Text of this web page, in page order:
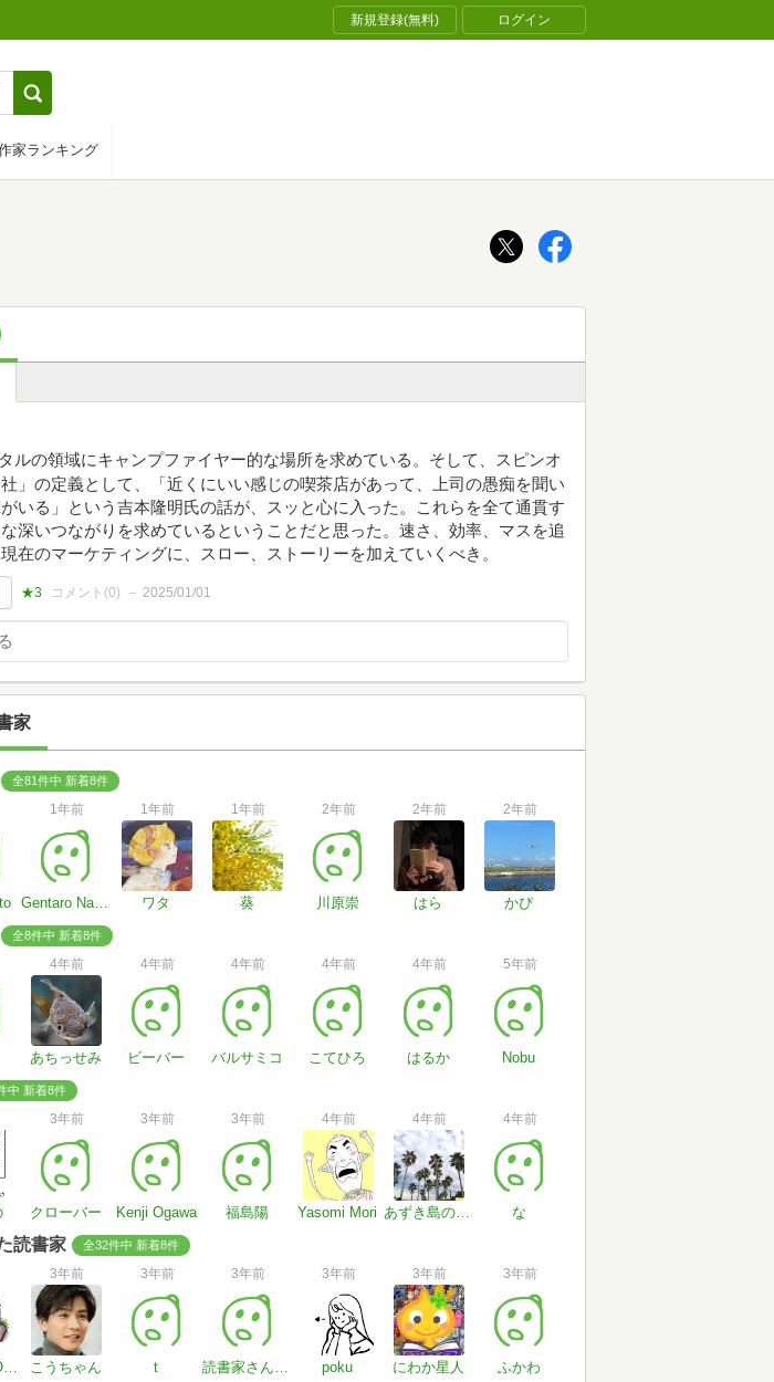
新規登録(無料) ログイン
家ランキング
ルの領域にキャンプファイヤー的な場所を求めている。そして、スピンオ
」の定義として、「近くにいい感じの喫茶店があって、上司の愚痴を聞い
いる」という吉本隆明氏の話が、スッと心に入った。これらを全て通貫す
深いつながりを求めているということだと思った。速さ、効率、マスを追
在のマーケティングに、スロー、ストーリーを加えていくべき。
★3 コメント(0) 2025/01/01
家
全81件中 新着8件
1年前
Gentaro Nakamura
1年前
ワタ
1年前
葵
2年前
川原崇
2年前
はら
2年前
かぴ
全8件中 新着8件
4年前
あちっせみ
4年前
ビーバー
4年前
バルサミコ
4年前
こてひろ
4年前
はるか
5年前
Nobu
中 新着8件
3年前
クローバー
3年前
Kenji Ogawa
3年前
福島陽
4年前
Yasomi Mori
4年前
あずき島のみきてぃ
4年前
な
読書家 全32件中 新着8件
TAKAHIRO Films
3年前
こうちゃん
3年前
t
3年前
読書家さん#ASVg0R
3年前
poku
3年前
にわか星人
3年前
ふかわ